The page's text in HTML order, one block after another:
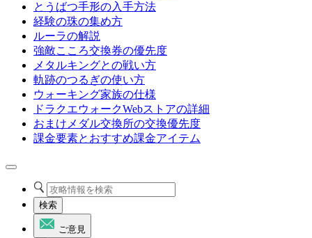
とうばつ手形の入手方法
経験の珠の集め方
ルーラの解説
強敵こころ交換券の優先度
メタルキングとの戦い方
軌跡のつるぎの使い方
ウォーキング家族の仕様
ドラクエウォークWebストアの詳細
おまけメダル交換所の交換優先度
課金要素とおすすめ課金アイテム
検索
ご意見